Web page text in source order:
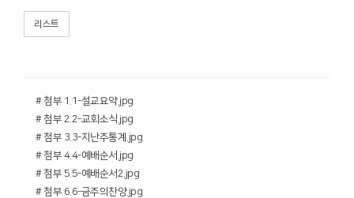
리스트
# 첨부 1.1-설교요약.jpg
# 첨부 2.2-교회소식.jpg
# 첨부 3.3-지난주통계.jpg
# 첨부 4.4-예배순서.jpg
# 첨부 5.5-예배순서2.jpg
# 첨부 6.6-금주의찬양.jpg